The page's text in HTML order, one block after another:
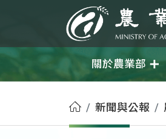
農
關於農業部
首頁新聞與公報